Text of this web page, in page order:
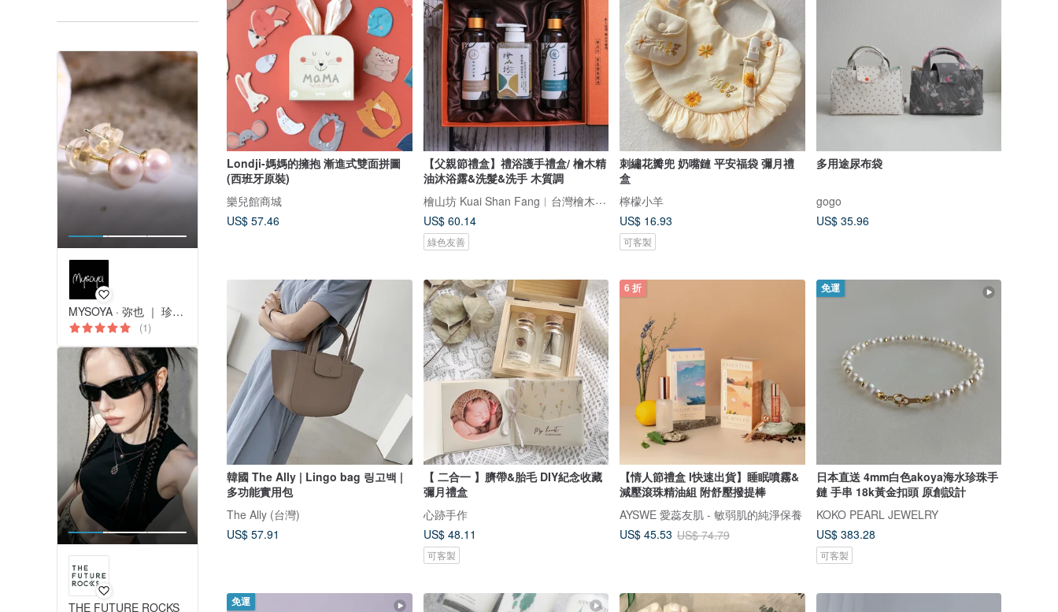
MYSOYA · 弥也 ｜ 珍珠與寶石
(1)
THE FUTURE ROCKS
Londji-媽媽的擁抱 漸進式雙面拼圖
(西班牙原裝)
樂兒館商城
US$ 57.46
【父親節禮盒】禮浴護手禮盒/ 檜木精
油沐浴露&洗髮&洗手 木質調
檜山坊 Kuai Shan Fang︱台灣檜木香氛領導品牌，療癒森林
US$ 60.14
綠色友善
刺繡花瓣兜 奶嘴鏈 平安福袋 彌月禮
盒
檸檬小羊
US$ 16.93
可客製
多用途尿布袋
gogo
US$ 35.96
韓國 The Ally | Lingo bag 링고백 |
多功能實用包
The Ally (台灣)
US$ 57.91
【 二合一 】臍帶&胎毛 DIY紀念收藏
彌月禮盒
心跡手作
US$ 48.11
可客製
6 折
【情人節禮盒 l快速出貨】睡眠噴霧&
減壓滾珠精油組 附舒壓撥提棒
AYSWE 愛蕊友肌 - 敏弱肌的純淨保養
US$ 45.53 US$ 74.79
免運
日本直送 4mm白色akoya海水珍珠手
鏈 手串 18k黃金扣頭 原創設計
KOKO PEARL JEWELRY
US$ 383.28
可客製
免運